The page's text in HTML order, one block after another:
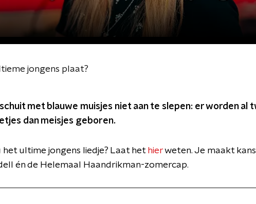
jongens plaat?
met blauwe muisjes niet aan te slepen: er worden al
dan meisjes geboren.
het ultime jongens liedje? Laat het hierweten. Je maakt
én de Helemaal Haandrikman-zomercap.